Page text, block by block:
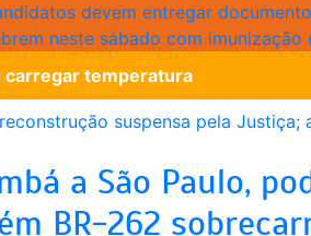
devem entregar
neste sábado com
carregar temperatura
a São Paulo,
BR-262